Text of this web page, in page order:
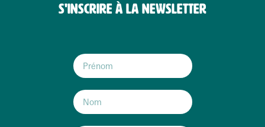
S'INSCRIRE À LA NEWSLETTER